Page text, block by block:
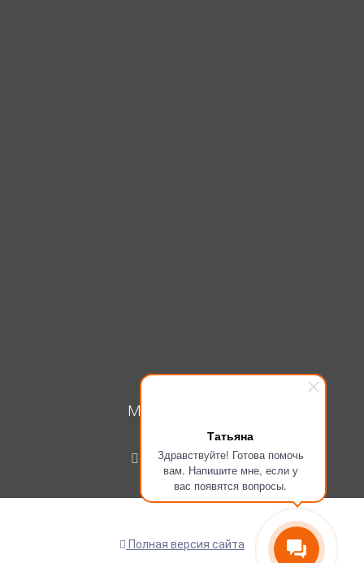
Татьяна
Здравствуйте! Готова помочь
вам. Напишите мне, если у
вас появятся вопросы.
МОЙ КАБИНЕТ
Регистрация
Полная версия сайта